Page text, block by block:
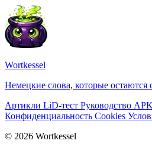
Wortkessel
Немецкие слова, которые остаются
Артикли LiD-тест Руководство
Конфиденциальность Cookies
© 2026 Wortkessel